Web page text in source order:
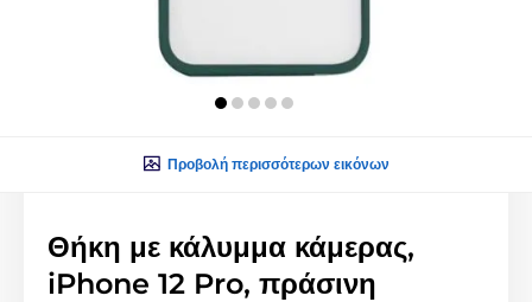
Προβολή περισσότερων εικόνων
Θήκη με κάλυμμα κάμερας,
iPhone 12 Pro, πράσινη